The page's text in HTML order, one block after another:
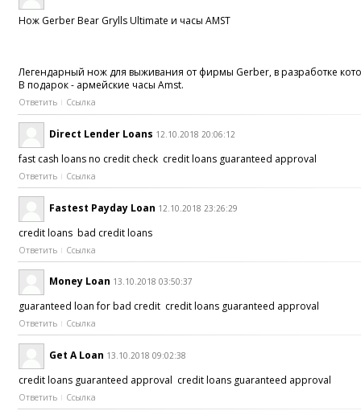
Нож Gerber Bear Grylls Ultimate и часы AMST
Легендарный нож для выживания от фирмы Gerber, в разработке
В подарок - армейские часы Amst.
Ответить Ссылка
Direct Lender Loans 12.10.2018 20:06:12
fast cash loans no credit check credit loans guaranteed approval
Ответить Ссылка
Fastest Payday Loan 12.10.2018 23:26:29
credit loans bad credit loans
Ответить Ссылка
Money Loan 13.10.2018 03:50:37
guaranteed loan for bad credit credit loans guaranteed approval
Ответить Ссылка
Get A Loan 13.10.2018 09:02:38
credit loans guaranteed approval credit loans guaranteed approval
Ответить Ссылка